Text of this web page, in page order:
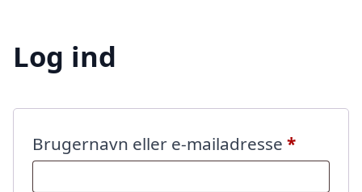
Log ind
Brugernavn eller e-mailadresse *